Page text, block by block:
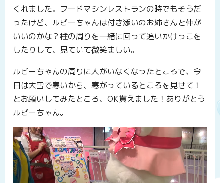
くれました。フードマシンレストランの時でもそうだ
ったけど、ルビーちゃんは付き添いのお姉さんと仲が
いいのかな？柱の周りを一緒に回って追いかけっこを
したりして、見ていて微笑ましい。
ルビーちゃんの周りに人がいなくなったところで、今
日は大雪で寒いから、寒がっているところを見せて！
とお願いしてみたところ、OK貰えました！ありがとう
ルビーちゃん。